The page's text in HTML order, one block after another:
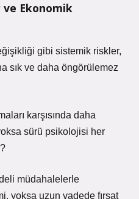
ve Ekonomik
gibi sistemik riskler,
sık ve daha öngörülemez
karşısında daha
sürü psikolojisi her
müdahalelerle
yoksa uzun vadede fırsat